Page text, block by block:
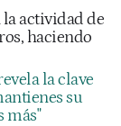
actividad de
haciendo
la clave
su
más"